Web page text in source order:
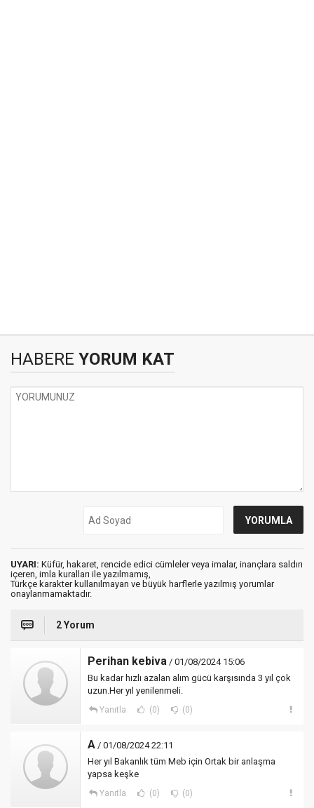
HABERE YORUM KAT
UYARI: Küfür, hakaret, rencide edici cümleler veya imalar, inançlara saldırı
içeren, imla kuralları ile yazılmamış,
Türkçe karakter kullanılmayan ve büyük harflerle yazılmış yorumlar
onaylanmamaktadır.
2 Yorum
Perihan kebiva / 01/08/2024 15:06
Bu kadar hızlı azalan alım gücü karşısında 3 yıl çok
uzun.Her yıl yenilenmeli.
Yanıtla (0) (0)
A / 01/08/2024 22:11
Her yıl Bakanlık tüm Meb için Ortak bir anlaşma
yapsa keşke
Yanıtla (0) (0)